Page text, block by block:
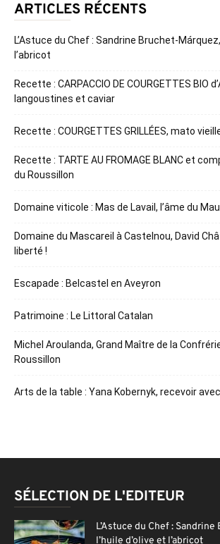
ARTICLES RÉCENTS
L’Astuce du Chef : Sandrine Bruchet-Márquez,
l’abricot
Recette : CARPACCIO DE COURGETTES BIO
langoustines et caviar
Recette : COURGETTES GRILLÉES, mato
Recette : TARTE AU FROMAGE BLANC et
du Roussillon
Domaine viticole : Mas de Lavail, l’âme du
Domaine du Mascareil à Castelnou, David
liberté !
Escapade : Belcastel en Aveyron
Patrimoine : Le Littoral Catalan
Michel Aroulanda, Grand Maître de la
Roussillon
Arts de la table : Yana Kobernyk, recevoir
SÉLECTION DE L'EDITEUR
L’Astuce du Chef :
l’huile d’olive et l’abricot